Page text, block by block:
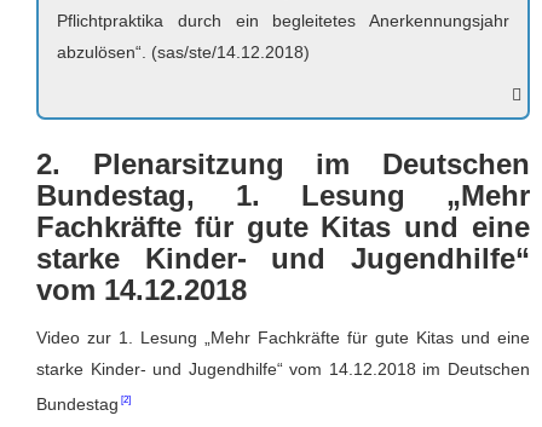
Pflichtpraktika durch ein begleitetes Anerkennungsjahr
abzulösen“. (sas/ste/14.12.2018)
2. Plenarsitzung im Deutschen
Bundestag, 1. Lesung „Mehr
Fachkräfte für gute Kitas und eine
starke Kinder- und Jugendhilfe“
vom 14.12.2018
Video zur 1. Lesung „Mehr Fachkräfte für gute Kitas und eine
starke Kinder- und Jugendhilfe“ vom 14.12.2018 im Deutschen
Bundestag